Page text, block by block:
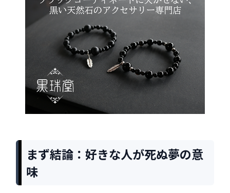
まず結論：好きな人が死ぬ夢の意
味